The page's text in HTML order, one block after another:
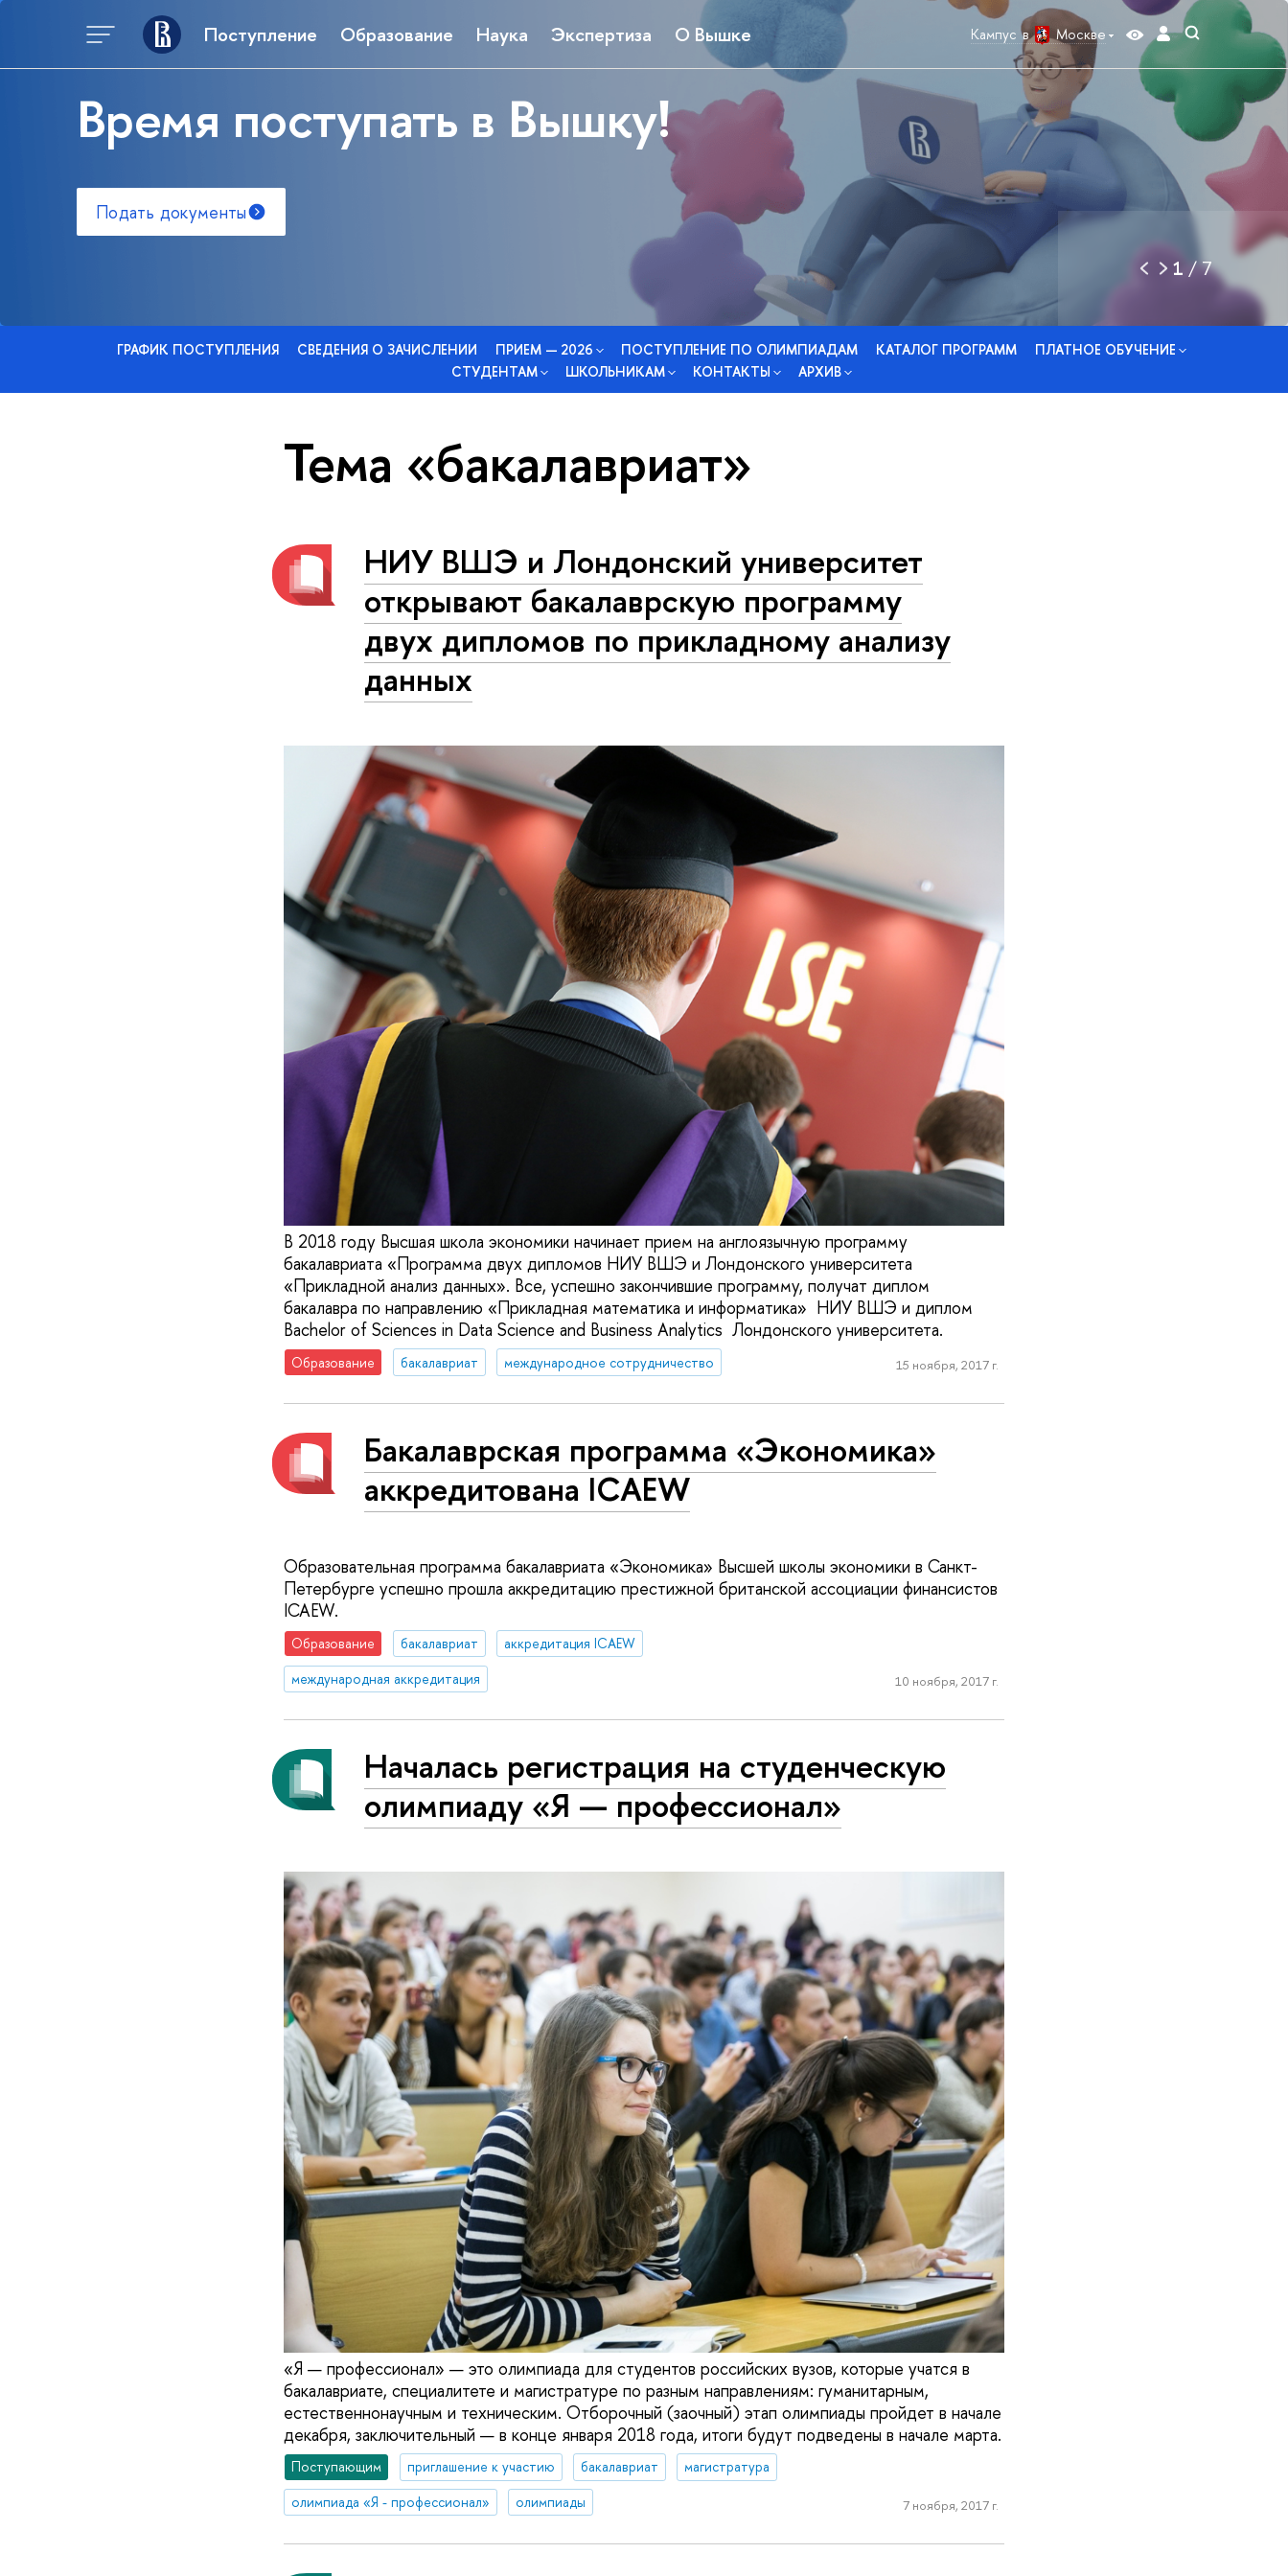
Поступление Образование Наука Экспертиза О Вышке Кампус в Москве
Время поступать в Вышку!
Подать документы
1 /7
ГРАФИК ПОСТУПЛЕНИЯ СВЕДЕНИЯ О ЗАЧИСЛЕНИИ ПРИЕМ — 2026 ПОСТУПЛЕНИЕ ПО ОЛИМПИАДАМ КАТАЛОГ ПРОГРАММ
ПЛАТНОЕ ОБУЧЕНИЕ
СТУДЕНТАМ
ШКОЛЬНИКАМ КОНТАКТЫ АРХИВ
Тема «бакалавриат»
НИУ ВШЭ и Лондонский университет
открывают бакалаврскую программу
двух дипломов по прикладному анализу
данных
В 2018 году Высшая школа экономики начинает прием на англоязычную программу
бакалавриата «Программа двух дипломов НИУ ВШЭ и Лондонского университета
«Прикладной анализ данных». Все, успешно закончившие программу, получат диплом
бакалавра по направлению «Прикладная математика и информатика» НИУ ВШЭ и диплом
Bachelor of Sciences in Data Science and Business Analytics Лондонского университета.
Образование бакалавриат международное сотрудничество 15 ноября, 2017 г.
Бакалаврская программа «Экономика»
аккредитована ICAEW
Образовательная программа бакалавриата «Экономика» Высшей школы экономики в Санкт-
Петербурге успешно прошла аккредитацию престижной британской ассоциации финансистов
ICAEW.
Образование бакалавриат
аккредитация ICAEW
международная аккредитация
10 ноября, 2017 г.
Началась регистрация на студенческую
олимпиаду «Я — профессионал»
«Я — профессионал» — это олимпиада для студентов российских вузов, которые учатся в
бакалавриате, специалитете и магистратуре по разным направлениям: гуманитарным,
естественнонаучным и техническим. Отборочный (заочный) этап олимпиады пройдет в начале
декабря, заключительный — в конце января 2018 года, итоги будут подведены в начале марта.
Поступающим приглашение к участию бакалавриат
магистратура
олимпиада «Я - профессионал»
олимпиады 7 ноября, 2017 г.